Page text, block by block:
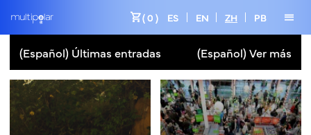
shopping_cart( 0 ) ES EN ZH PB menu
(Español) Últimas entradas (Español) Ver más